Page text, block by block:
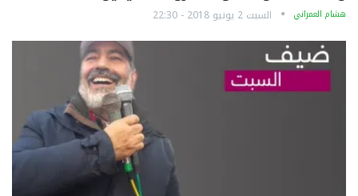
هشام العمراني السبت 2 يونيو 2018 - 22:30